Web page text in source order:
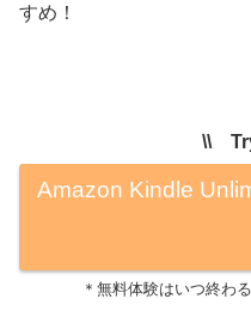
すめ！
\\
Amazon Kindle
＊無料体験はいつ終わ